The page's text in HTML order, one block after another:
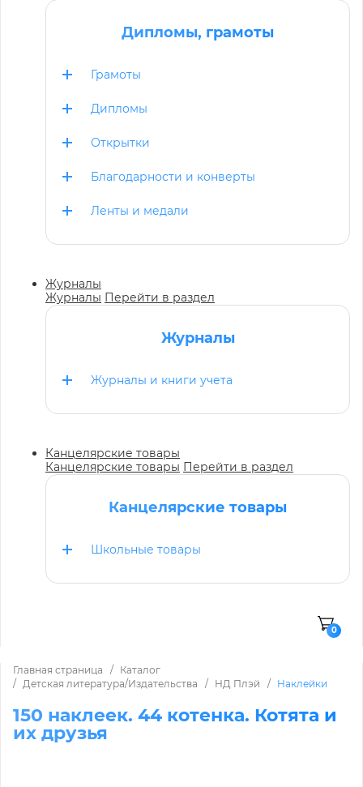
Дипломы, грамоты
Грамоты
Дипломы
Открытки
Благодарности и конверты
Ленты и медали
Журналы
Журналы Перейти в раздел
Журналы
Журналы и книги учета
Канцелярские товары
Канцелярские товары Перейти в раздел
Канцелярские товары
Школьные товары
0
Главная страница
Каталог
Детская литература/Издательства
НД Плэй Наклейки
150 наклеек. 44 котенка. Котята и
их друзья